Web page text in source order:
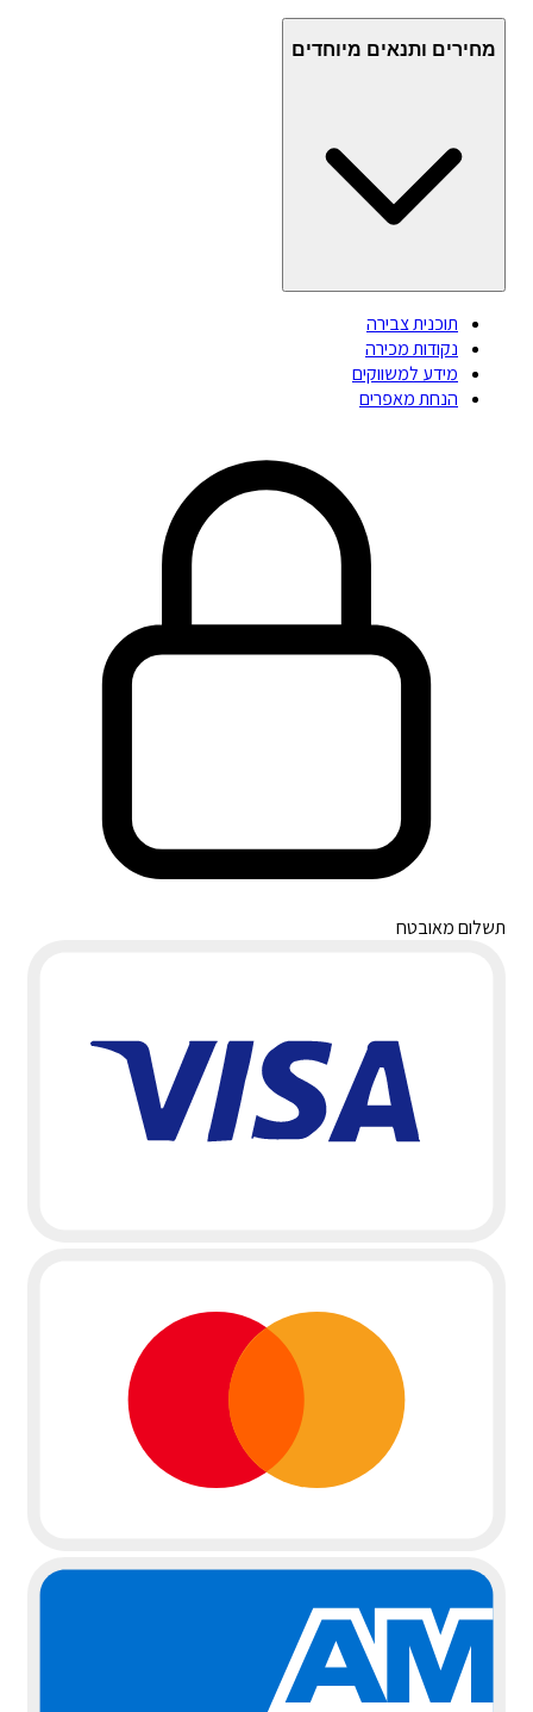
מחירים ותנאים מיוחדים
תוכנית צבירה
נקודות מכירה
מידע למשווקים
הנחת מאפרים
תשלום מאובטח